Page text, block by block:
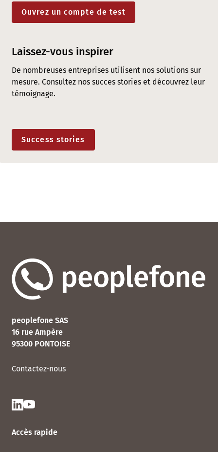
Ouvrez un compte de test
Laissez-vous inspirer
De nombreuses entreprises utilisent nos solutions sur
mesure. Consultez nos succes stories et découvrez leur
témoignage.
Success stories
peoplefone SAS
16 rue Ampère
95300 PONTOISE
Contactez-nous
Accès rapide